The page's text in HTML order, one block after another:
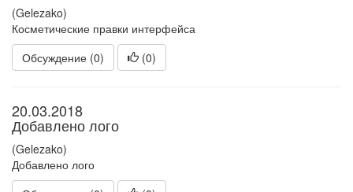
(Gelezako)
Косметические правки интерфейса
Обсуждение (0)
(0)
20.03.2018
Добавлено лого
(Gelezako)
Добавлено лого